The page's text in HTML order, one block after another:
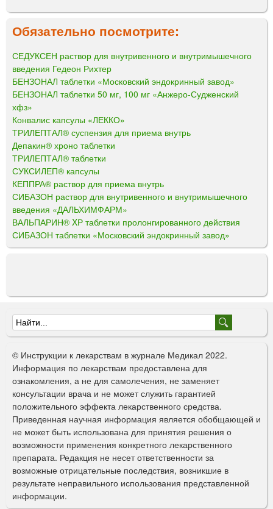
Обязательно посмотрите:
СЕДУКСЕН раствор для внутривенного и внутримышечного
введения Гедеон Рихтер
БЕНЗОНАЛ таблетки «Московский эндокринный завод»
БЕНЗОНАЛ таблетки 50 мг, 100 мг «Анжеро-Судженский
хфз»
Конвалис капсулы «ЛЕККО»
ТРИЛЕПТАЛ® суспензия для приема внутрь
Депакин® хроно таблетки
ТРИЛЕПТАЛ® таблетки
СУКСИЛЕП® капсулы
КЕППРА® раствор для приема внутрь
СИБАЗОН раствор для внутривенного и внутримышечного
введения «ДАЛЬХИМФАРМ»
ВАЛЬПАРИН® XР таблетки пролонгированного действия
СИБАЗОН таблетки «Московский эндокринный завод»
Ф
о
р
м
а
п
о
и
с
к
© Инструкции к лекарствам в журнале Медикал 2022.
Информация по лекарствам предоставлена для
ознакомления, а не для самолечения, не заменяет
консультации врача и не может служить гарантией
положительного эффекта лекарственного средства.
Приведенная научная информация является обобщающей и
не может быть использована для принятия решения о
возможности применения конкретного лекарственного
препарата. Редакция не несет ответственности за
возможные отрицательные последствия, возникшие в
результате неправильного использования представленной
информации.